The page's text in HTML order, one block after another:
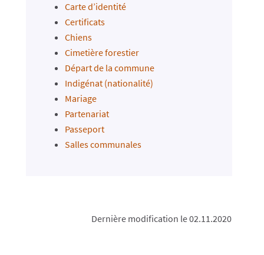
Carte d’identité
Certificats
Chiens
Cimetière forestier
Départ de la commune
Indigénat (nationalité)
Mariage
Partenariat
Passeport
Salles communales
Dernière modification le 02.11.2020